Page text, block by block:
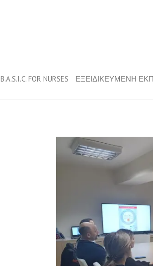
B.A.S.I.C. FOR NURSES ΕΞΕΙΔΙΚΕΥΜΕΝΗ